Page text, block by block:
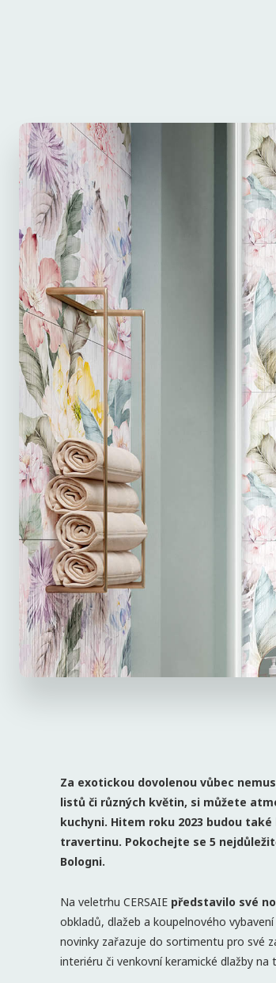
Za exotickou dovolenou vůbec
listů či různých květin, si můžete
kuchyni. Hitem roku 2023 budou
travertinu. Pokochejte se 5
Bologni.
Na veletrhu CERSAIE představilo své
obkladů, dlažeb a koupelnového
novinky zařazuje do sortimentu pro své
interiéru či venkovní keramické dlažby na